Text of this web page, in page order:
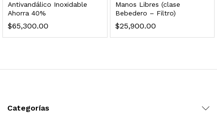
Antivandálico Inoxidable
Ahorra 40%
$65,300.00
Manos Libres (clase
Bebedero – Filtro)
$25,900.00
Categorías
L/h, con filtración Welltek WT-WFS600-3S